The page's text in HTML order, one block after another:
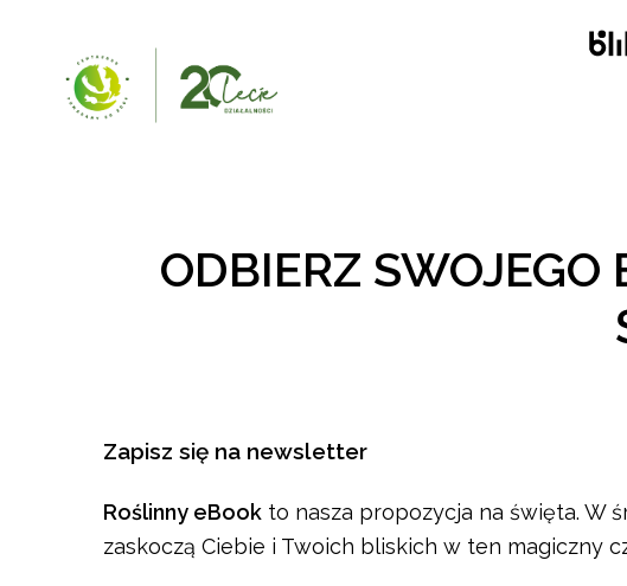
ODBIERZ
Zapisz się na newsletter
Roślinny eBook to nasza propozycja na święta. W
zaskoczą Ciebie i Twoich bliskich w ten magiczny